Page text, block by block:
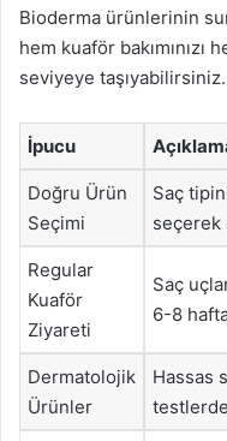
Bioderma ürünlerinin
hem kuaför bakımınızı
seviyeye taşıyabilirsiniz.
İpucu
Doğru Ürün
Seçimi
Saç
seçerek
Regular
Kuaför
Ziyareti
Saç
6-8
Dermatolojik
Ürünler
Hassas